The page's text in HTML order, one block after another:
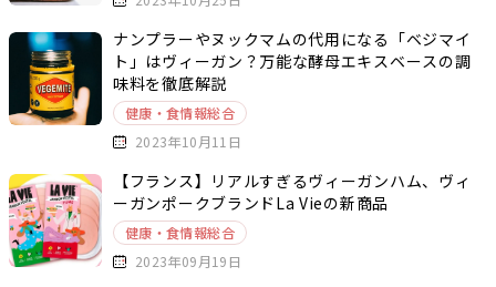
ナンプラーやヌックマムの代用になる「ベジマイ
ト」はヴィーガン？万能な酵母エキスベースの調
味料を徹底解説
健康・食情報総合
2023年10月11日
【フランス】リアルすぎるヴィーガンハム、ヴィ
ーガンポークブランドLa Vieの新商品
健康・食情報総合
2023年09月19日